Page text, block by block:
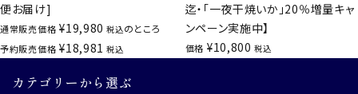
便お届け]
通常販売価格 ¥19,980 税込のところ
予約販売価格 ¥18,981 税込
迄・「一夜干焼いか」20％増量キャ
ンペーン実施中】
価格 ¥10,800 税込
カテゴリーから選ぶ